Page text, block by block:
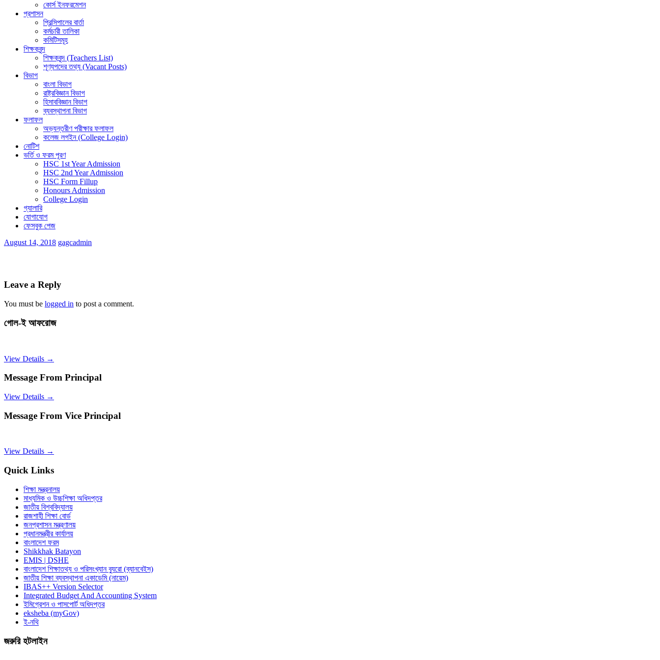
কোর্স ইনফরমেশন
প্রশাসন
প্রিন্সিপালের বার্তা
কর্মচারী তালিকা
কমিটিসমূহ
শিক্ষকবৃন্দ
শিক্ষকবৃন্দ (Teachers List)
শূণ্যপদের তথ্য (Vacant Posts)
বিভাগ
বাংলা বিভাগ
রাষ্ট্রবিজ্ঞান বিভাগ
হিসাববিজ্ঞান বিভাগ
ব্যবস্থাপনা বিভাগ
ফলাফল
অভ্যন্তরীণ পরীক্ষার ফলাফল
কলেজ লগইন (College Login)
নোটিশ
ভর্তি ও ফরম পূরণ
HSC 1st Year Admission
HSC 2nd Year Admission
HSC Form Fillup
Honours Admission
College Login
গ্যালারি
যোগাযোগ
ফেসবুক পেজ
August 14, 2018 gagcadmin
Leave a Reply
You must be logged in to post a comment.
গোল-ই আফরোজ
View Details →
Message From Principal
View Details →
Message From Vice Principal
View Details →
Quick Links
শিক্ষা মন্ত্রনালয়
মাধ্যমিক ও উচ্চশিক্ষা অধিদপ্তর
জাতীয় বিশ্ববিদ্যালয়
রাজশাহী শিক্ষা বোর্ড
জনপ্রশাসন মন্ত্রণালয়
প্রধানমন্ত্রীর কার্যালয়
বাংলাদেশ ফরম
Shikkhak Batayon
EMIS | DSHE
বাংলাদেশ শিক্ষাতথ্য ও পরিসংখ্যান ব্যুরো (ব্যানবেইস)
জাতীয় শিক্ষা ব্যবস্থাপনা একাডেমি (নায়েম)
IBAS++ Version Selector
Integrated Budget And Accounting System
ইমিগ্রেশন ও পাসপোর্ট অধিদপ্তর
eksheba (myGov)
ই-নথি
জরুরি হটলাইন